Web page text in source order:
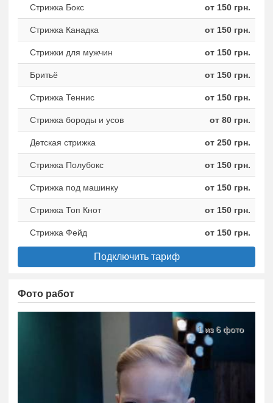
Стрижка Бокс от 150 грн.
Стрижка Канадка от 150 грн.
Стрижки для мужчин от 150 грн.
Бритьё от 150 грн.
Стрижка Теннис от 150 грн.
Стрижка бороды и усов от 80 грн.
Детская стрижка от 250 грн.
Стрижка Полубокс от 150 грн.
Стрижка под машинку от 150 грн.
Стрижка Топ Кнот от 150 грн.
Стрижка Фейд от 150 грн.
Подключить тариф
Фото работ
1 из 6 фото